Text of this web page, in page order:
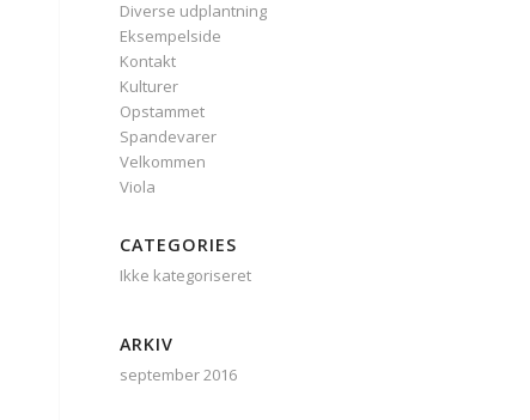
Diverse udplantning
Eksempelside
Kontakt
Kulturer
Opstammet
Spandevarer
Velkommen
Viola
CATEGORIES
Ikke kategoriseret
ARKIV
september 2016